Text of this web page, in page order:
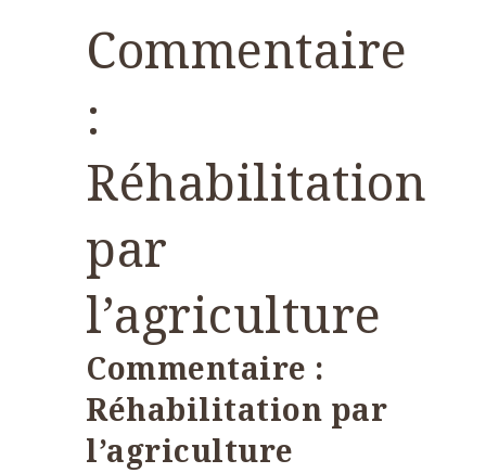
Commentaire
:
Réhabilitation
par
l’agriculture
Commentaire :
Réhabilitation par
l’agriculture